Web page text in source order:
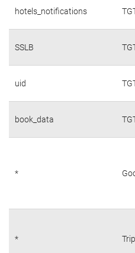
hotels_notifications
SSLB
uid
book_data
*
*